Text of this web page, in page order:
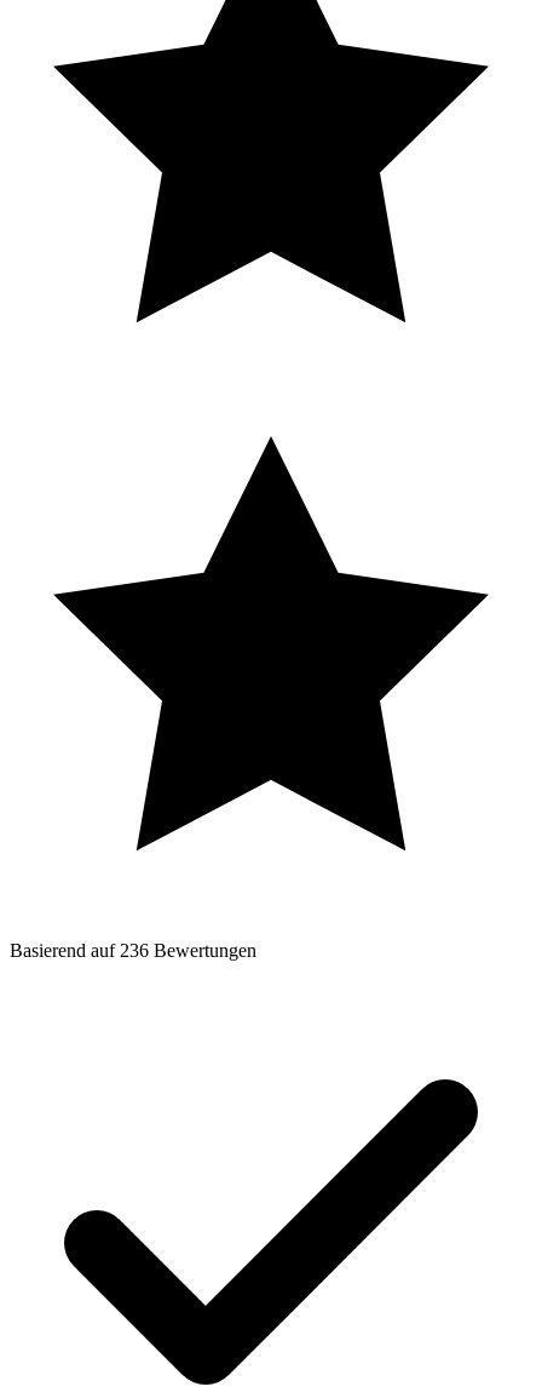
Basierend auf 236 Bewertungen